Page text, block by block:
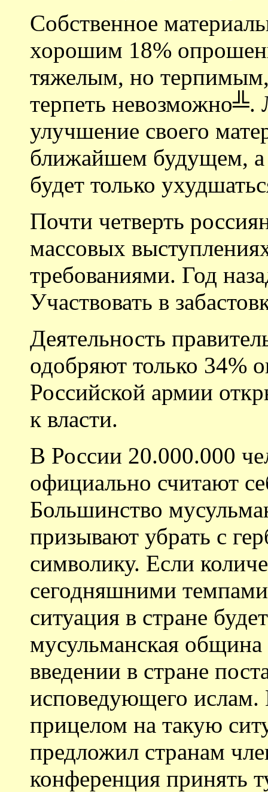
Собственное
хорошим 18%
тяжелым, но
терпеть
улучшение своего
ближайшем будущем, а
будет только
Почти четверть
массовых
требованиями. Год
Участвовать в
Деятельность
одобряют только 34%
Российской армии
к власти.
В России 20.000.000
официально считают
Большинство
призывают убрать с
символику. Если
сегодняшними
ситуация в стране
мусульманская
введении в стране
исповедующего
прицелом на такую
предложил странам
конференция принять